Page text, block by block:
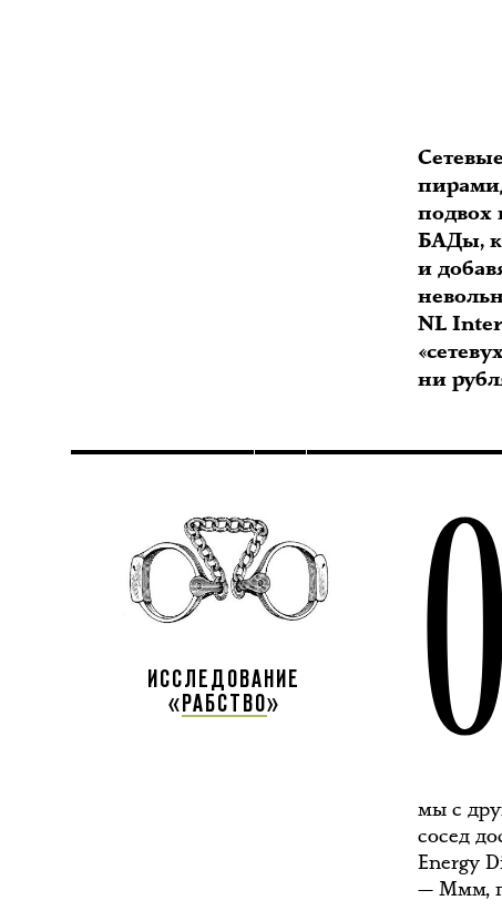
подвох
БАДы,
и
NL
ни
ИССЛЕДОВАНИЕ
« РАБСТВО» О
мы с
сосед
Energy
— Ммм,